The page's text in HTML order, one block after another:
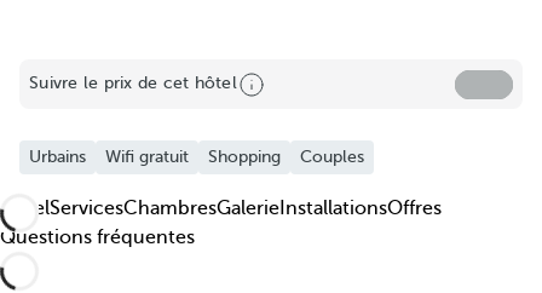
Suivre le prix de cet hôtel
Urbains Wifi gratuit Shopping Couples
HôtelServicesChambresGalerie InstallationsOffres
Questions fréquentes